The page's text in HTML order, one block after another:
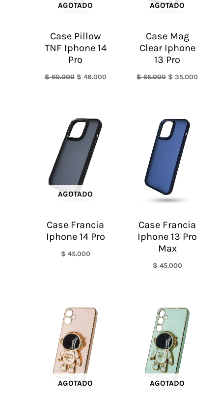
AGOTADO
Case Pillow
TNF Iphone 14
Pro
$60.000 $ 48.000
AGOTADO
Case Mag
Clear Iphone
13 Pro
$65.000 $ 35.000
AGOTADO
Case Francia
Iphone 14 Pro
$ 45.000
Case Francia
Iphone 13 Pro
Max
$ 45.000
AGOTADO AGOTADO